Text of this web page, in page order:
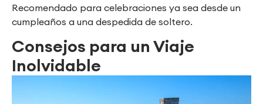
Recomendado para celebraciones ya sea desde un
cumpleaños a una despedida de soltero.
Consejos para un Viaje
Inolvidable